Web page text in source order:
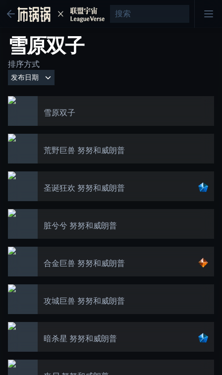
雪原双子
排序方式
雪原双子
荒野巨兽 努努和威朗普
圣诞狂欢 努努和威朗普
脏兮兮 努努和威朗普
合金巨兽 努努和威朗普
攻城巨兽 努努和威朗普
暗杀星 努努和威朗普